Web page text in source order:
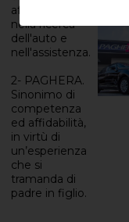
affiancandolo
nella ricerca
dell'auto e
nell'assistenza.
2- PAGHERA.
Sinonimo di
competenza
ed affidabilità,
in virtù di
un’esperienza
che si
tramanda di
padre in figlio.